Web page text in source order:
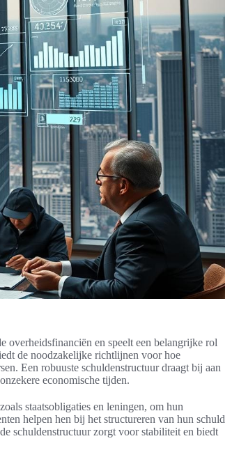
overheidsfinanciën en speelt een belangrijke rol
de noodzakelijke richtlijnen voor hoe
Een robuuste schuldenstructuur draagt bij aan
economische tijden.
staatsobligaties en leningen, om hun
helpen hen bij het structureren van hun schuld
schuldenstructuur zorgt voor stabiliteit en biedt